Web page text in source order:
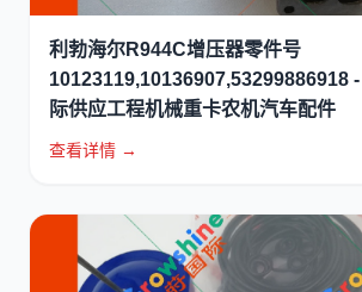
利勃海尔R944C增压器零件号
10123119,10136907,53299886918
际供应工程机械重卡农机汽车配件
查看详情 →